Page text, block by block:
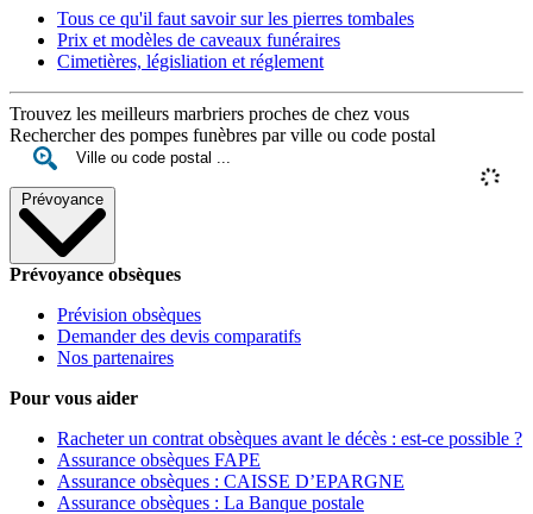
Tous ce qu'il faut savoir sur les pierres tombales
Prix et modèles de caveaux funéraires
Cimetières, législiation et réglement
Trouvez les meilleurs marbriers proches de chez vous
Rechercher des pompes funèbres par ville ou code postal
Prévoyance
Prévoyance obsèques
Prévision obsèques
Demander des devis comparatifs
Nos partenaires
Pour vous aider
Racheter un contrat obsèques avant le décès : est-ce possible ?
Assurance obsèques FAPE
Assurance obsèques : CAISSE D’EPARGNE
Assurance obsèques : La Banque postale